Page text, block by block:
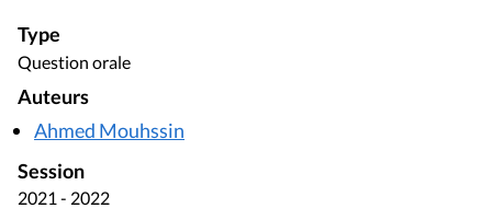
Type
Question orale
Auteurs
Ahmed Mouhssin
Session
2021 - 2022